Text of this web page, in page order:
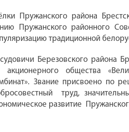
Пружанского района
Пружанского районного
традиционной
Березовского района
общества
Звание присвоено по
труд,
развитие